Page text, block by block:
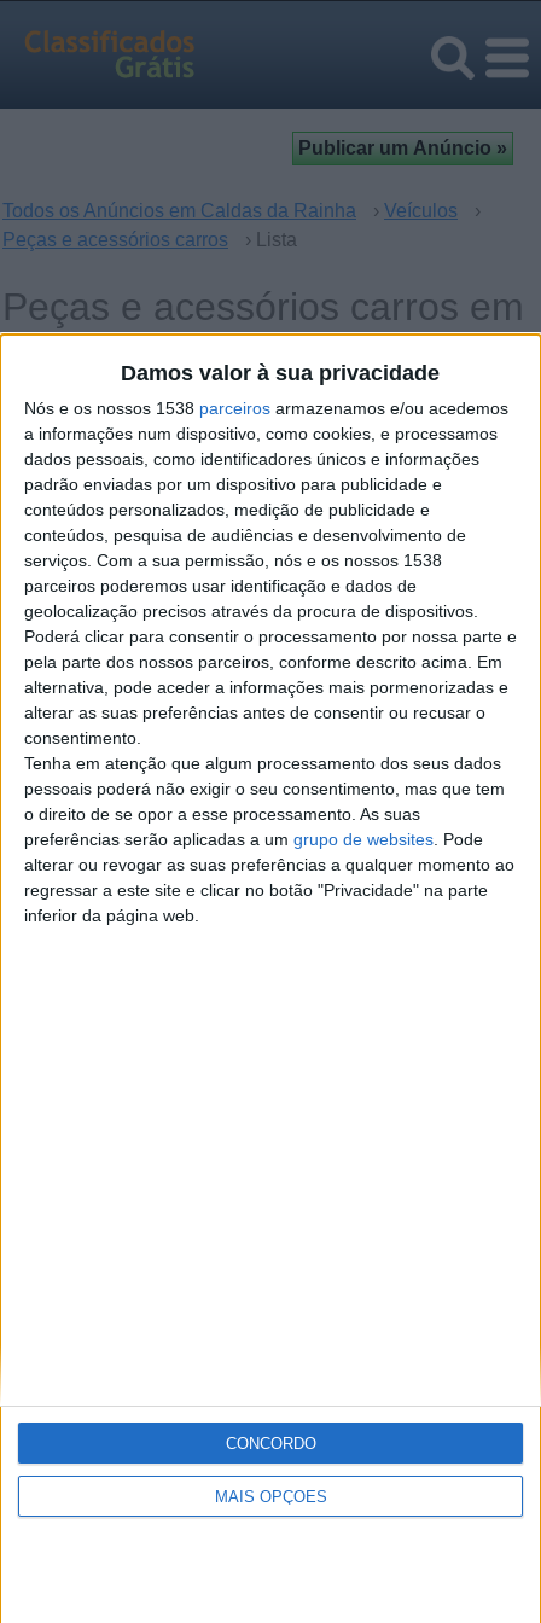
Damos valor à sua privacidade
Nós e os nossos 1538 parceiros armazenamos e/ou acedemos
a informações num dispositivo, como cookies, e processamos
dados pessoais, como identificadores únicos e informações
padrão enviadas por um dispositivo para publicidade e
conteúdos personalizados, medição de publicidade e
conteúdos, pesquisa de audiências e desenvolvimento de
serviços. Com a sua permissão, nós e os nossos 1538
parceiros poderemos usar identificação e dados de
geolocalização precisos através da procura de dispositivos.
Poderá clicar para consentir o processamento por nossa parte e
pela parte dos nossos parceiros, conforme descrito acima. Em
alternativa, pode aceder a informações mais pormenorizadas e
alterar as suas preferências antes de consentir ou recusar o
consentimento.
Tenha em atenção que algum processamento dos seus dados
pessoais poderá não exigir o seu consentimento, mas que tem
o direito de se opor a esse processamento. As suas
preferências serão aplicadas a um grupo de websites . Pode
alterar ou revogar as suas preferências a qualquer momento ao
regressar a este site e clicar no botão "Privacidade" na parte
inferior da página web.
MAIS OPÇÕES
CONCORDO
Todos os Anúncios em Caldas da Rainha › Veículos
›
Peças e acessórios carros
› Lista
Peças e acessórios carros em
Caldas da Rainha, Leiria
Operação Palavras-chave
segunda-feira, 12 de março de 2012
Maquinas para oficinas de
pneus e centros auto
Temos em promoção diversos kits
Temos…
Leiria › Caldas da Rainha
Top cidades
Setúbal
Faro
Almada